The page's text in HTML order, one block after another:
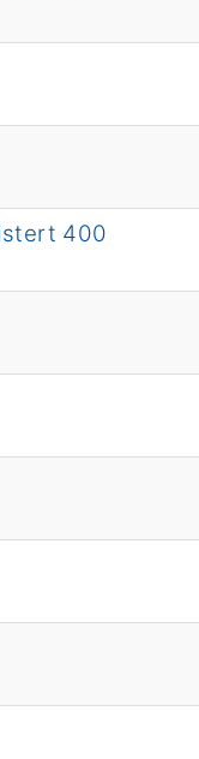
400